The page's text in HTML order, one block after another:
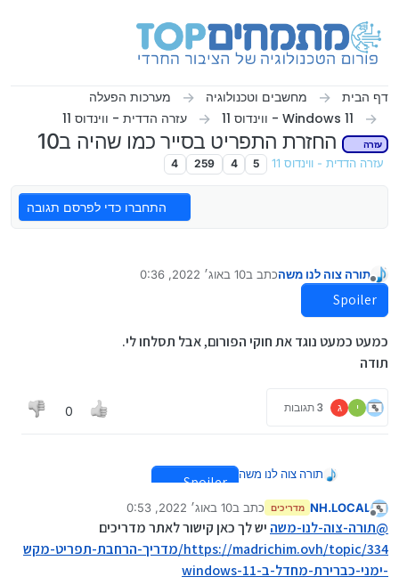
דף הבית מחשבים וטכנולוגיה
מערכות הפעלה
Windows 11 - ווינדוס 11
עזרה הדדית - ווינדוס 11
עזרה החזרת התפריט בסייר כמו שהיה ב10
עזרה הדדית - ווינדוס 11 5
4
259
4
התחברו כדי לפרסם תגובה
מנותק
תורה צוה לנו משהכתב ב10 באוג׳ 2022, 0:36
נערך לאחרונה על ידי
Spoiler
כמעט כמעט נוגד את חוקי הפורום, אבל תסלחו לי.
תודה
י ג 3 תגובות 0
תורה צוה לנו משה Spoiler
כמעט כמעט נוגד את חוקי הפורום, אבל תסלחו
לי.
תודה
NH.LOCAL מדריכים כתב ב10 באוג׳ 2022, 0:53
נערך לאחרונה על ידי NH.LOCAL8 באוק׳ 2022, 0:54
@תורה-צוה-לנו-משה יש לך כאן קישור לאתר מדריכים
https://madrichim.ovh/topic/334/מדריך-הרחבת-תפריט-מקש
-ימני-כברירת-מחדל-ב-windows-11